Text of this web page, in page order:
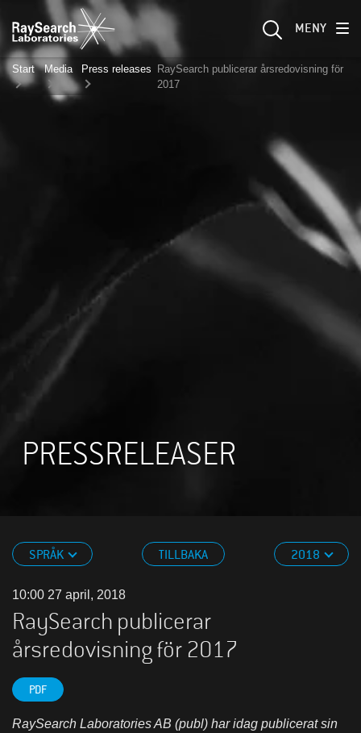
MENY
Start Media Press releases
RaySearch publicerar årsredovisning för
2017
PRESSRELEASER
SPRÅK TILLBAKA 2018
10:00 27 april, 2018
RaySearch publicerar
årsredovisning för 2017
PDF
RaySearch Laboratories AB (publ) har idag publicerat sin